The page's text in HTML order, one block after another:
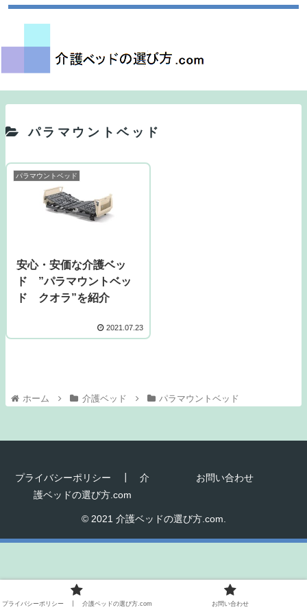
パラマウントベッド
パラマウントベッド
安心・安価な介護ベッ
ド ”パラマウントベッ
ド クオラ”を紹介
2021.07.23
ホーム 介護ベッド パラマウントベッド
プライバシーポリシー ┃ 介
護ベッドの選び方.com
お問い合わせ
© 2021 介護ベッドの選び方.com.
プライバシーポリシー ┃ 介護ベッドの選び方.com お問い合わせ